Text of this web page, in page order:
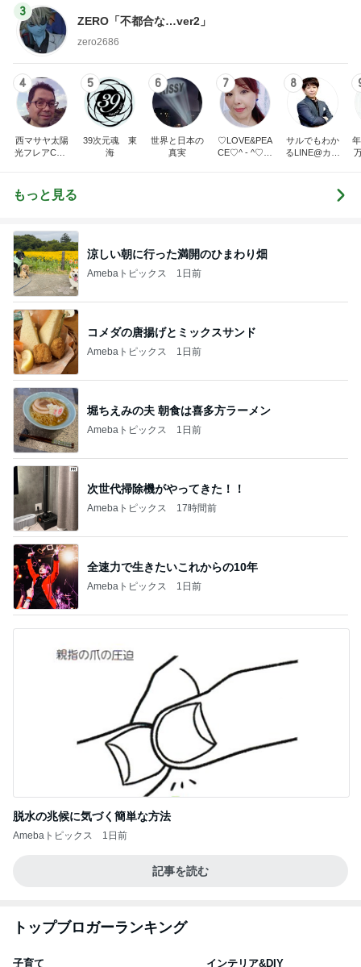
3
ZERO「不都合な…ver2」
zero2686
4
西マサヤ太陽
光フレアCME
海地震と南海
トラフ地震は2
5
39次元魂 東
海
6
世界と日本の
真実
7
♡LOVE&PEA
CE♡^ - ^♡の
8
サルでもわか
るLINE@カフ
発者のつぶや
もっと見る
涼しい朝に行った満開のひまわり畑
Amebaトピックス 1日前
コメダの唐揚げとミックスサンド
Amebaトピックス 1日前
堀ちえみの夫 朝食は喜多方ラーメン
Amebaトピックス 1日前
次世代掃除機がやってきた！！
Amebaトピックス 17時間前
全速力で生きたいこれからの10年
Amebaトピックス 1日前
脱水の兆候に気づく簡単な方法
Amebaトピックス 1日前
記事を読む
トップブロガーランキング
子育て インテリア&DIY